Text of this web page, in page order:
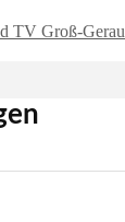
TV Groß-Gerau